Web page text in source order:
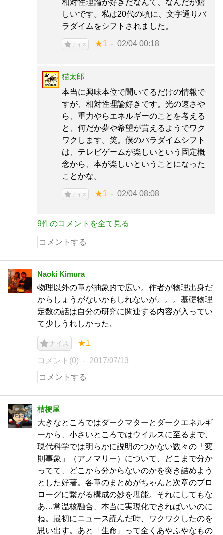
相対性理論が好きだなんて、なんだか嬉
しいです。私は20代の頃に、文字通りバ
ラダイムをシフトされました。
ナイス ★1 02/04 00:18
猫太郎
本当に興味本位で聞いてるだけの情報で
すが、相対性理論好きです。光の速さや
ら、重力やらエネルギーのことを考える
と、何だか夢や希望が貰えるようでワク
ワクします。笑。僕のパラダイムシフト
は、テレビゲームが楽しいという固定概
念から、本が楽しいということになった
ことかな。
ナイス ★1 02/04 08:08
9件のコメントを全て見る
Naoki Kimura
物理以外の章が抽象的で広い。作者が物理出身だ
からしょうがないかもしれないが。。。基礎物理
定数の話は自分の研究に関連する内容が入ってい
て少しうれしかった。
ナイス ★1
コメント(0) 2017/07/13
桔梗屋
大きなところではダークマターとダークエネルギ
ーから、小さいところではウイルスに至るまで、
現代科学では明らかに説明のつかない数々の「変
則事象」（アノマリー）について、どこまで分か
ってて、どこから分からないのかを突き詰めよう
とした好著。各章のまとめがちゃんと次章のプロ
ローグに繋がる構成の妙を堪能。それにしてもな
あ…常温核融合、本当に実現化できればいいのに
ね。最初にニュース読んだ時、ワクワクしたのを
思い出す。あと「生命」って全くあやふやなもの